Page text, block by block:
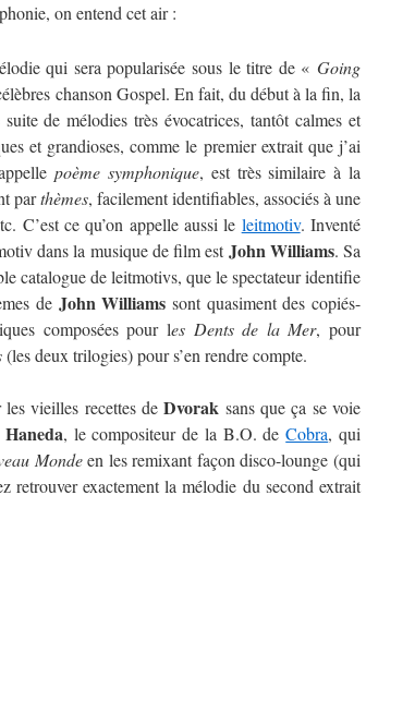
on entend cet air :
qui sera popularisée sous le titre de « Going
chanson Gospel. En fait, du début à la fin, la
de mélodies très évocatrices, tantôt calmes et
et grandioses, comme le premier extrait que j’ai
poème symphonique, est très similaire à la
parthèmes, facilement identifiables, associés à une
C’est ce qu’on appelle aussi le leitmotiv. Inventé
dans la musique de film estJohn Williams. Sa
catalogue de leitmotivs, que le spectateur identifie
de John Williams sont quasiment des copiés-
composées pour les Dents de la Mer, pour
(les deux trilogies) pour s’en rendre compte.
les vieilles recettes deDvorak sans que ça se voie
, le compositeur de la B.O. deCobra, qui
Mondeen les remixant façon disco-lounge (qui
retrouver exactement la mélodie du second extrait